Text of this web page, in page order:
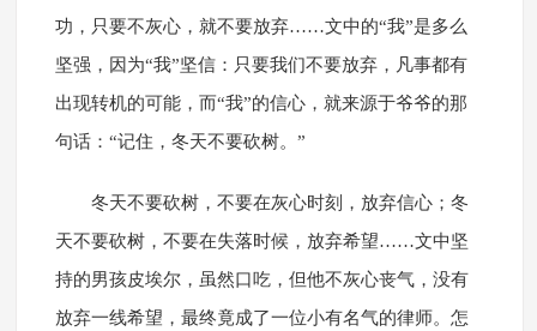
功，只要不灰心，就不要放弃……文中的“我”是多么
坚强，因为“我”坚信：只要我们不要放弃，凡事都有
出现转机的可能，而“我”的信心，就来源于爷爷的那
句话：“记住，冬天不要砍树。”
冬天不要砍树，不要在灰心时刻，放弃信心；冬
天不要砍树，不要在失落时候，放弃希望……文中坚
持的男孩皮埃尔，虽然口吃，但他不灰心丧气，没有
放弃一线希望，最终竟成了一位小有名气的律师。怎